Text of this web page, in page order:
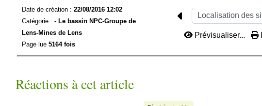
Date de création : 22/08/2016 12:02
Catégorie : - Le bassin NPC-Groupe de
Lens-Mines de Lens
Page lue 5164 fois
Prévisualiser...
Réactions à cet article